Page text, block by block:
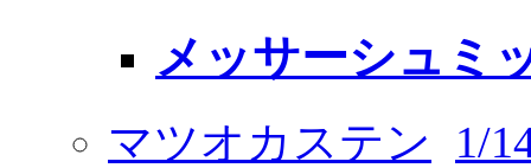
メッサーシュミ
マツオカステン
1/